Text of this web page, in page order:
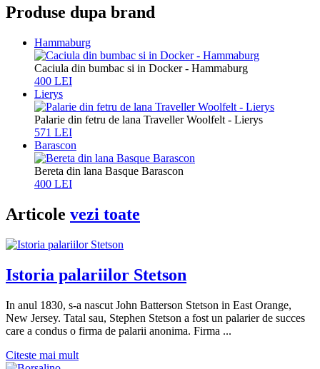
Produse dupa brand
Hammaburg
Caciula din bumbac si in Docker - Hammaburg
400 LEI
Lierys
Palarie din fetru de lana Traveller Woolfelt - Lierys
571 LEI
Barascon
Bereta din lana Basque Barascon
400 LEI
Articole vezi toate
Istoria palariilor Stetson
In anul 1830, s-a nascut John Batterson Stetson in East Orange,
New Jersey. Tatal sau, Stephen Stetson a fost un palarier de succes
care a condus o firma de palarii anonima. Firma ...
Citeste mai mult